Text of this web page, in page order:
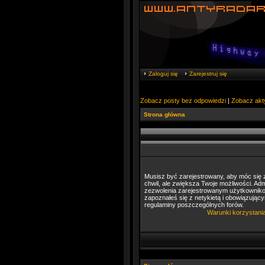
Zaloguj się Zarejestruj się
Zobacz posty bez odpowiedzi | Zobacz
Strona główna
Musisz być zarejestrowany, aby móc się
chwil, ale zwiększa Twoje możliwości.
zezwolenia zarejestrowanym
zapoznałeś się z netykietą i
regulaminy poszczególnych forów.
Warunki